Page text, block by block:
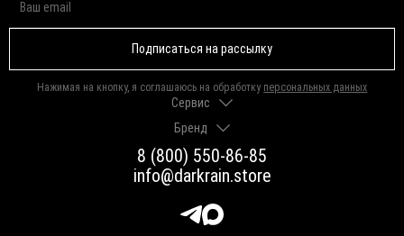
8 (800) 550-86-85
info@darkrain.store
Сервис
Доставка и оплата
Гарантии и возврат
Как выбрать размер
Уход за украшениями
Яндекс Пэй
Долями
Бренд
О нас
Программа лояльности
Магазины
Подписаться на рассылку
Нажимая на кнопку, я соглашаюсь на обработку персональных данных